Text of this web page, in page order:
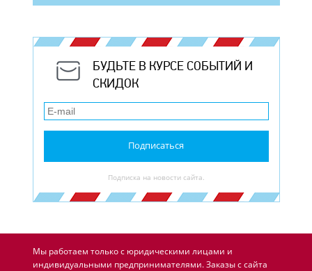
БУДЬТЕ В КУРСЕ СОБЫТИЙ И
СКИДОК
Подписаться
Подписка на новости сайта.
Мы работаем только с юридическими лицами и
индивидуальными предпринимателями. Заказы с сайта